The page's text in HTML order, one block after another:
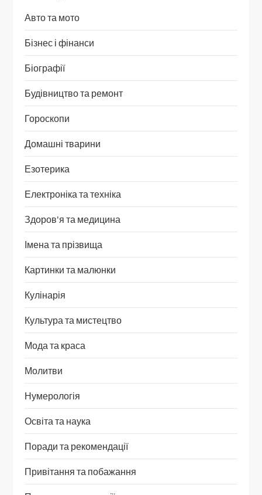
Авто та мото
Бізнес і фінанси
Біографії
Будівництво та ремонт
Гороскопи
Домашні тварини
Езотерика
Електроніка та техніка
Здоров'я та медицина
Імена та прізвища
Картинки та малюнки
Кулінарія
Культура та мистецтво
Мода та краса
Молитви
Нумерологія
Освіта та наука
Поради та рекомендації
Привітання та побажання